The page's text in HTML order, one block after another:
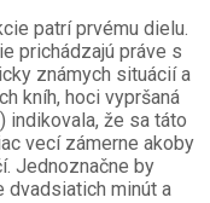
patrí prvému dielu.
prichádzajú práve s
známych situácií a
kníh, hoci vypršaná
indikovala, že sa táto
vecí zámerne akoby
Jednoznačne by
minút a